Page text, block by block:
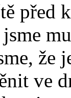
před
že
ve